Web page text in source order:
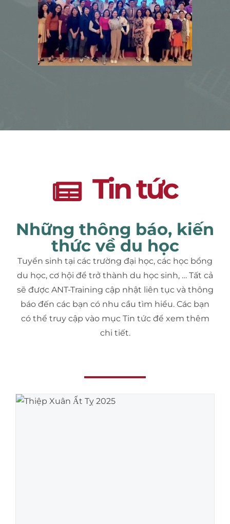
Tin tức
Những thông báo, kiến
thức về du học
Tuyển sinh tại các trường đại học, các học bổng
du học, cơ hội để trở thành du học sinh, … Tất cả
sẽ được ANT-Training cập nhật liên tục và thông
báo đến các bạn có nhu cầu tìm hiểu. Các bạn
có thể truy cập vào mục Tin tức để xem thêm
chi tiết.